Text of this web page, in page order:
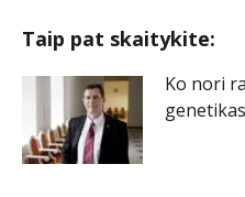
Taip pat skaitykite:
Ko nori